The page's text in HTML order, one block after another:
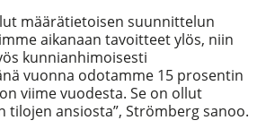
määrätietoisen suunnittelun
aikanaan tavoitteet ylös, niin
kunnianhimoisesti
vuonna odotamme 15 prosentin
viime vuodesta. Se on ollut
tilojen ansiosta”, Strömberg sanoo.